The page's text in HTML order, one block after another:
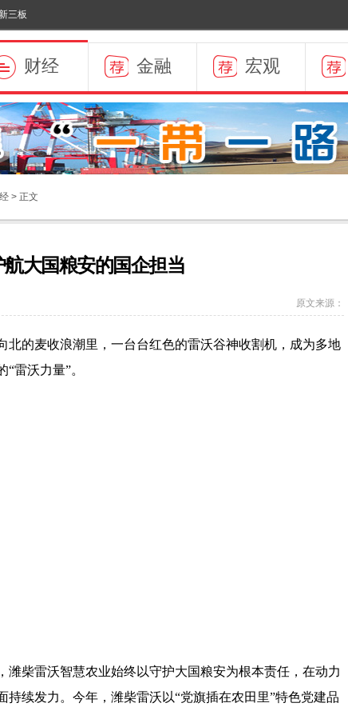
新三板
财经 金融 宏观
> 正文
大国粮安的国企担当
原文来源：
北的麦收浪潮里，一台台红色的雷沃谷神收割机，成为多地
雷沃力量”。
潍柴雷沃智慧农业始终以守护大国粮安为根本责任，在动力
续发力。今年，潍柴雷沃以“党旗插在农田里”特色党建品